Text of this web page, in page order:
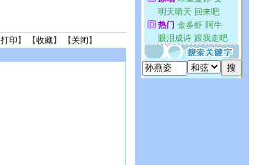
打印 】 【收藏】 【 关闭 】